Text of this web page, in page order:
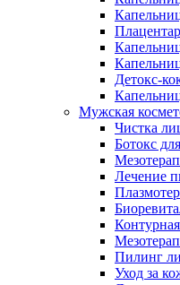
Детокс-
Мужская
Чистка
Ботокс
Лечение
Пилинг
Уход за